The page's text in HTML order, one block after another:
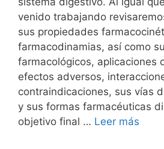
venido trabajando
sus propiedades
farmacodinamias, así como
farmacológicos, aplicaciones
efectos adversos,
contraindicaciones, sus vías
y sus formas farmacéuticas
objetivo final … Leer más